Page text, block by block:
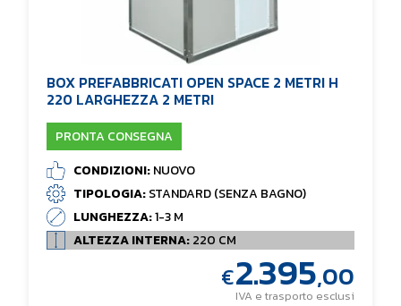
BOX PREFABBRICATI OPEN SPACE 2 METRI H
220 LARGHEZZA 2 METRI
PRONTA CONSEGNA
CONDIZIONI:NUOVO
TIPOLOGIA:STANDARD (SENZA BAGNO)
LUNGHEZZA:1-3 M
ALTEZZA INTERNA:220 CM
€2.395,00
IVA e trasporto esclusi